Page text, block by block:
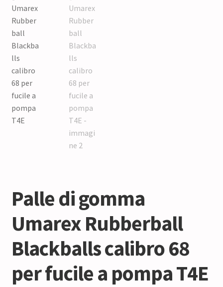
Palle di gomma
Umarex Rubberball
Blackballs calibro 68
per fucile a pompa T4E